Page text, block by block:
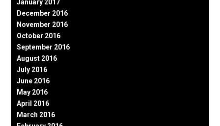
January 2017
December 2016
November 2016
October 2016
September 2016
August 2016
July 2016
June 2016
May 2016
April 2016
March 2016